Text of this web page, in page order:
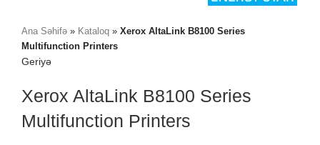
Ana Səhifə » Kataloq » Xerox AltaLink B8100 Series
Multifunction Printers
Geriyə
Xerox AltaLink B8100 Series
Multifunction Printers